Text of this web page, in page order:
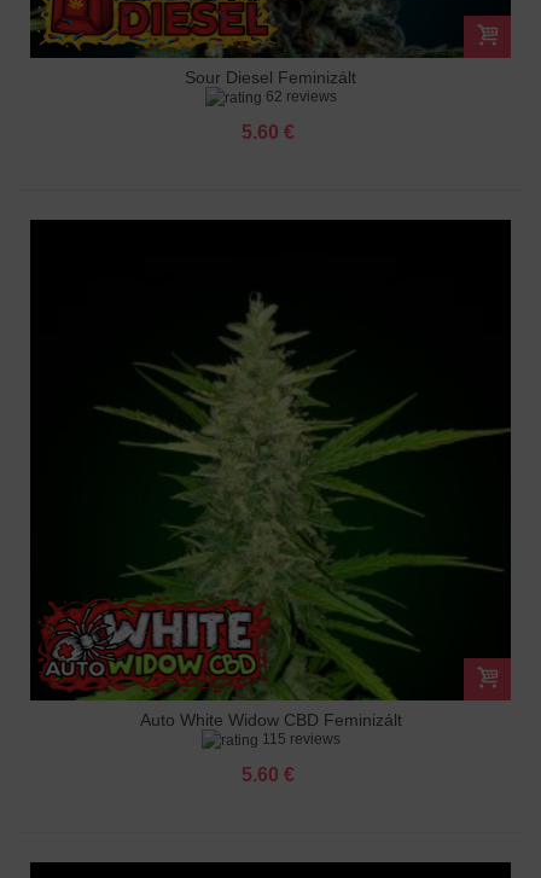
Sour Diesel Feminizált
62 reviews
5.60 €
Auto White Widow CBD Feminizált
115 reviews
5.60 €